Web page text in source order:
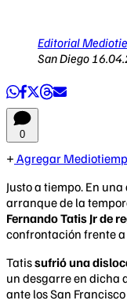
Editorial
San Diego
0
Agregar
Justo a tiempo. En
arranque de la
Fernando Tatis Jr de
confrontación frente a
Tatissufrió una
un desgarre en dicha
ante los San